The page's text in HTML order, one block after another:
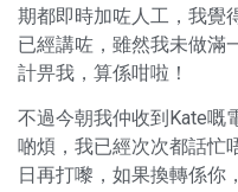
期都即時加咗人工，我覺
已經講咗，雖然我未做滿
計畀我，算係咁啦！
不過今朝我仲收到Kate嘅
啲煩，我已經次次都話忙
日再打嚟，如果換轉係你